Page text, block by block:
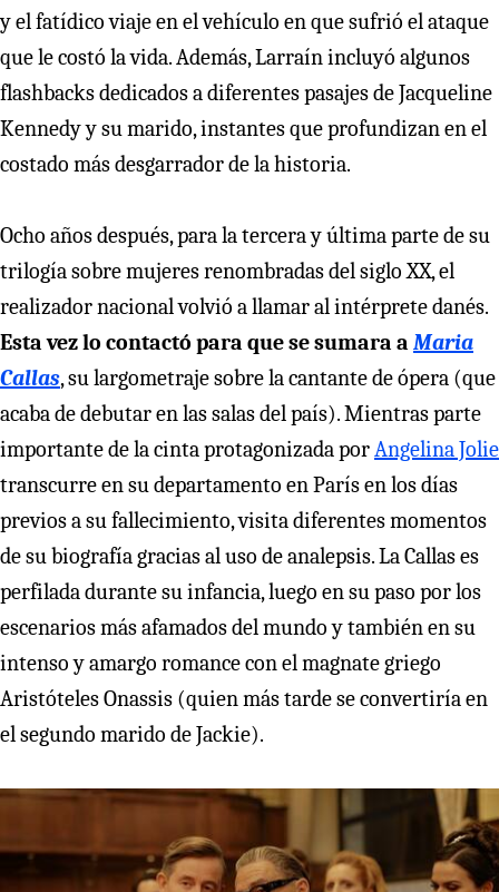
y el fatídico viaje en el vehículo en que sufrió el ataque
que le costó la vida. Además, Larraín incluyó algunos
flashbacks dedicados a diferentes pasajes de Jacqueline
Kennedy y su marido, instantes que profundizan en el
costado más desgarrador de la historia.
Ocho años después, para la tercera y última parte de su
trilogía sobre mujeres renombradas del siglo XX, el
realizador nacional volvió a llamar al intérprete danés.
Esta vez lo contactó para que se sumara a Maria
Callas, su largometraje sobre la cantante de ópera (que
acaba de debutar en las salas del país). Mientras parte
importante de la cinta protagonizada por Angelina Jolie
transcurre en su departamento en París en los días
previos a su fallecimiento, visita diferentes momentos
de su biografía gracias al uso de analepsis. La Callas es
perfilada durante su infancia, luego en su paso por los
escenarios más afamados del mundo y también en su
intenso y amargo romance con el magnate griego
Aristóteles Onassis (quien más tarde se convertiría en
el segundo marido de Jackie).